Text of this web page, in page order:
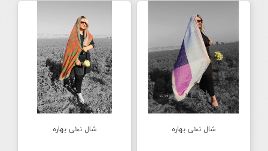
شال نخی بهاره شال نخی بهاره